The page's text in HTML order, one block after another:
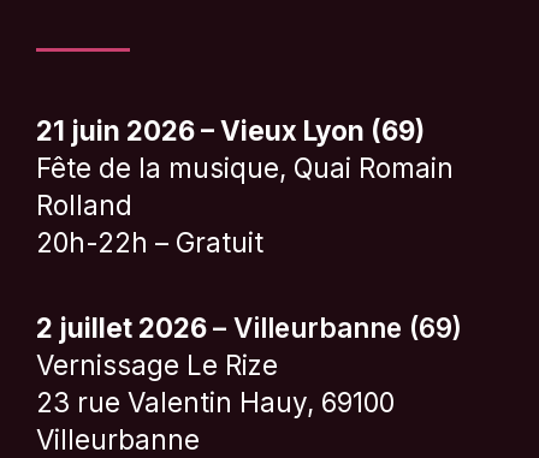
21 juin 2026 – Vieux Lyon (69)
Fête de la musique, Quai Romain
Rolland
20h-22h – Gratuit
2 juillet 2026– Villeurbanne (69)
Vernissage Le Rize
23 rue Valentin Hauy, 69100
Villeurbanne